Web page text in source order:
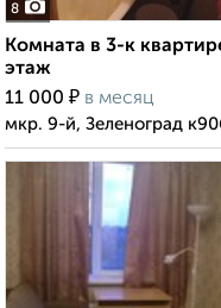
8
Комната в 3-к
этаж
11 000 ₽ в месяц
мкр. 9-й, Зеленоград